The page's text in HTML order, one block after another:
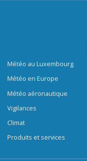
Météo au Luxembourg
Météo en Europe
Météo aéronautique
Vigilances
Climat
Produits et services